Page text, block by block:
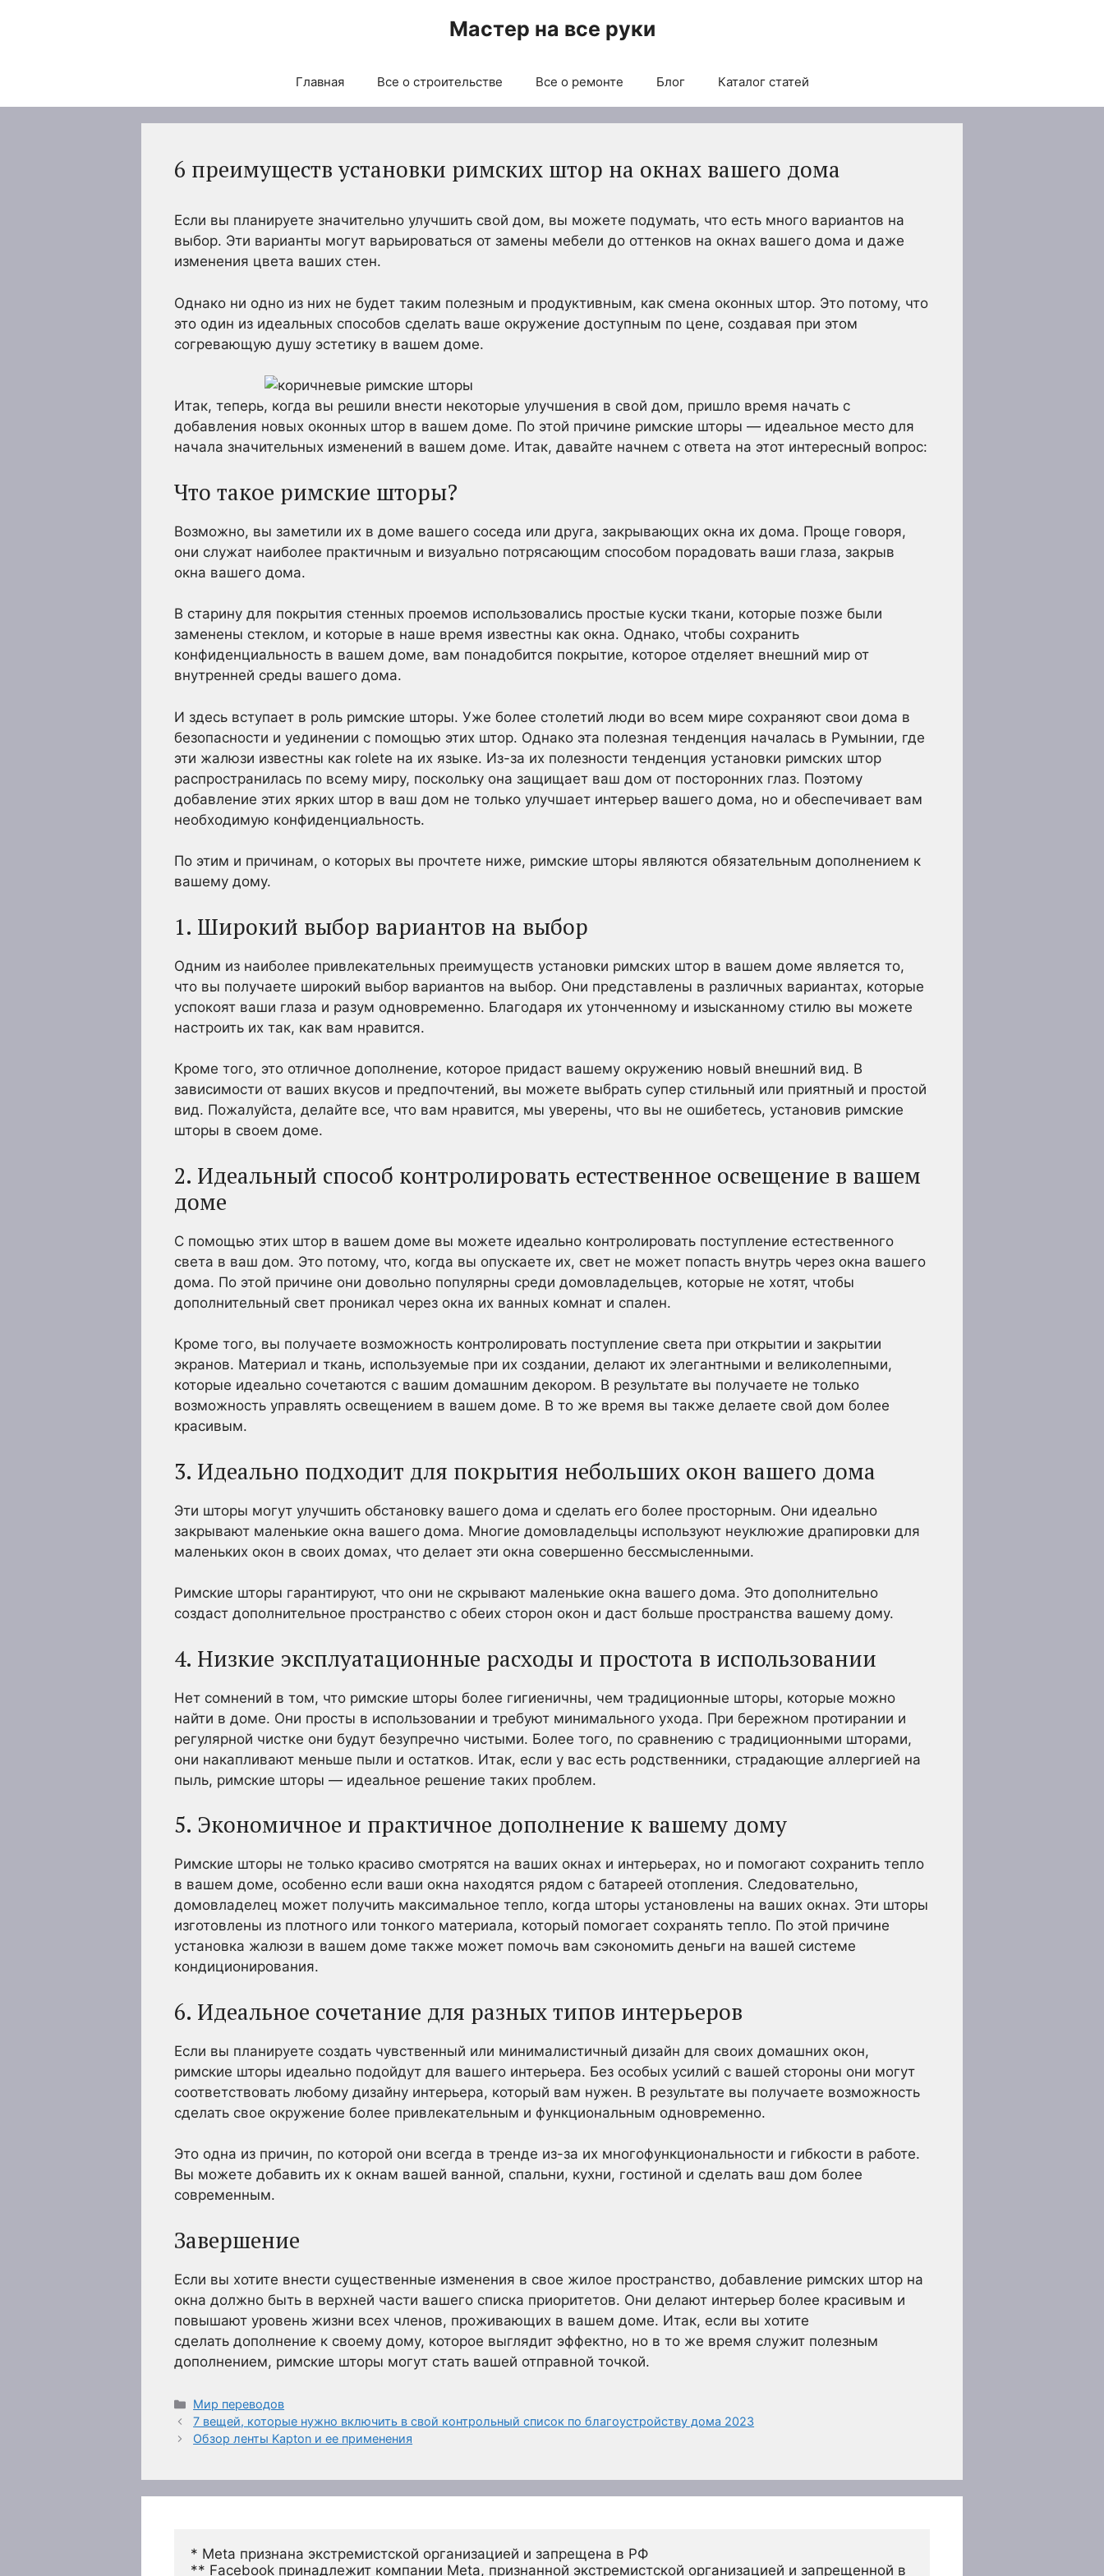
Мастер на все руки
Главная Все о строительстве Все о ремонте Блог Каталог статей
6 преимуществ установки римских штор на окнах вашего дома
Если вы планируете значительно улучшить свой дом, вы можете подумать, что есть много вариантов на
выбор. Эти варианты могут варьироваться от замены мебели до оттенков на окнах вашего дома и даже
изменения цвета ваших стен.
Однако ни одно из них не будет таким полезным и продуктивным, как смена оконных штор. Это потому, что
это один из идеальных способов сделать ваше окружение доступным по цене, создавая при этом
согревающую душу эстетику в вашем доме.
Итак, теперь, когда вы решили внести некоторые улучшения в свой дом, пришло время начать с
добавления новых оконных штор в вашем доме. По этой причине римские шторы — идеальное место для
начала значительных изменений в вашем доме. Итак, давайте начнем с ответа на этот интересный вопрос:
Что такое римские шторы?
Возможно, вы заметили их в доме вашего соседа или друга, закрывающих окна их дома. Проще говоря,
они служат наиболее практичным и визуально потрясающим способом порадовать ваши глаза, закрыв
окна вашего дома.
В старину для покрытия стенных проемов использовались простые куски ткани, которые позже были
заменены стеклом, и которые в наше время известны как окна. Однако, чтобы сохранить
конфиденциальность в вашем доме, вам понадобится покрытие, которое отделяет внешний мир от
внутренней среды вашего дома.
И здесь вступает в роль римские шторы. Уже более столетий люди во всем мире сохраняют свои дома в
безопасности и уединении с помощью этих штор. Однако эта полезная тенденция началась в Румынии, где
эти жалюзи известны как rolete на их языке. Из-за их полезности тенденция установки римских штор
распространилась по всему миру, поскольку она защищает ваш дом от посторонних глаз. Поэтому
добавление этих ярких штор в ваш дом не только улучшает интерьер вашего дома, но и обеспечивает вам
необходимую конфиденциальность.
По этим и причинам, о которых вы прочтете ниже, римские шторы являются обязательным дополнением к
вашему дому.
1. Широкий выбор вариантов на выбор
Одним из наиболее привлекательных преимуществ установки римских штор в вашем доме является то,
что вы получаете широкий выбор вариантов на выбор. Они представлены в различных вариантах, которые
успокоят ваши глаза и разум одновременно. Благодаря их утонченному и изысканному стилю вы можете
настроить их так, как вам нравится.
Кроме того, это отличное дополнение, которое придаст вашему окружению новый внешний вид. В
зависимости от ваших вкусов и предпочтений, вы можете выбрать супер стильный или приятный и простой
вид. Пожалуйста, делайте все, что вам нравится, мы уверены, что вы не ошибетесь, установив римские
шторы в своем доме.
2. Идеальный способ контролировать естественное освещение в вашем
доме
С помощью этих штор в вашем доме вы можете идеально контролировать поступление естественного
света в ваш дом. Это потому, что, когда вы опускаете их, свет не может попасть внутрь через окна вашего
дома. По этой причине они довольно популярны среди домовладельцев, которые не хотят, чтобы
дополнительный свет проникал через окна их ванных комнат и спален.
Кроме того, вы получаете возможность контролировать поступление света при открытии и закрытии
экранов. Материал и ткань, используемые при их создании, делают их элегантными и великолепными,
которые идеально сочетаются с вашим домашним декором. В результате вы получаете не только
возможность управлять освещением в вашем доме. В то же время вы также делаете свой дом более
красивым.
3. Идеально подходит для покрытия небольших окон вашего дома
Эти шторы могут улучшить обстановку вашего дома и сделать его более просторным. Они идеально
закрывают маленькие окна вашего дома. Многие домовладельцы используют неуклюжие драпировки для
маленьких окон в своих домах, что делает эти окна совершенно бессмысленными.
Римские шторы гарантируют, что они не скрывают маленькие окна вашего дома. Это дополнительно
создаст дополнительное пространство с обеих сторон окон и даст больше пространства вашему дому.
4. Низкие эксплуатационные расходы и простота в использовании
Нет сомнений в том, что римские шторы более гигиеничны, чем традиционные шторы, которые можно
найти в доме. Они просты в использовании и требуют минимального ухода. При бережном протирании и
регулярной чистке они будут безупречно чистыми. Более того, по сравнению с традиционными шторами,
они накапливают меньше пыли и остатков. Итак, если у вас есть родственники, страдающие аллергией на
пыль, римские шторы — идеальное решение таких проблем.
5. Экономичное и практичное дополнение к вашему дому
Римские шторы не только красиво смотрятся на ваших окнах и интерьерах, но и помогают сохранить тепло
в вашем доме, особенно если ваши окна находятся рядом с батареей отопления. Следовательно,
домовладелец может получить максимальное тепло, когда шторы установлены на ваших окнах. Эти шторы
изготовлены из плотного или тонкого материала, который помогает сохранять тепло. По этой причине
установка жалюзи в вашем доме также может помочь вам сэкономить деньги на вашей системе
кондиционирования.
6. Идеальное сочетание для разных типов интерьеров
Если вы планируете создать чувственный или минималистичный дизайн для своих домашних окон,
римские шторы идеально подойдут для вашего интерьера. Без особых усилий с вашей стороны они могут
соответствовать любому дизайну интерьера, который вам нужен. В результате вы получаете возможность
сделать свое окружение более привлекательным и функциональным одновременно.
Это одна из причин, по которой они всегда в тренде из-за их многофункциональности и гибкости в работе.
Вы можете добавить их к окнам вашей ванной, спальни, кухни, гостиной и сделать ваш дом более
современным.
Завершение
Если вы хотите внести существенные изменения в свое жилое пространство, добавление римских штор на
окна должно быть в верхней части вашего списка приоритетов. Они делают интерьер более красивым и
повышают уровень жизни всех членов, проживающих в вашем доме. Итак, если вы хотите
сделать дополнение к своему дому, которое выглядит эффектно, но в то же время служит полезным
дополнением, римские шторы могут стать вашей отправной точкой.
Рубрики
Мир переводов
7 вещей, которые нужно включить в свой контрольный список по благоустройству дома 2023
Обзор ленты Kapton и ее применения
* Meta признана экстремистской организацией и запрещена в РФ
** Facebook принадлежит компании Meta, признанной экстремистской организацией и запрещенной в